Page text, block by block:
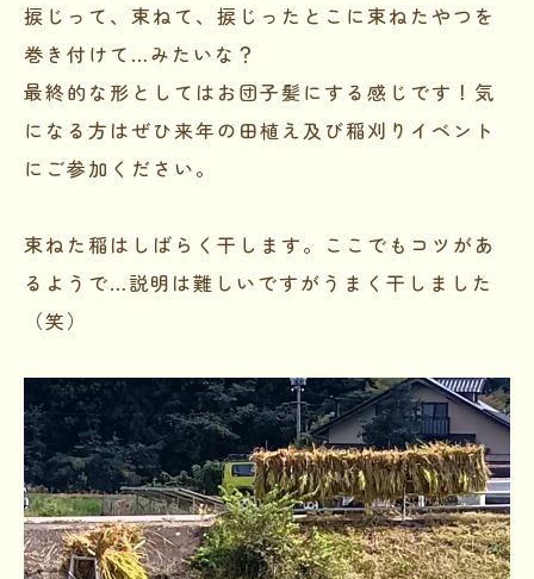
捩じって、束ねて、捩じったとこに束ねたやつを
巻き付けて…みたいな？
最終的な形としてはお団子髪にする感じです！気
になる方はぜひ来年の田植え及び稲刈りイベント
にご参加ください。
束ねた稲はしばらく干します。ここでもコツがあ
るようで…説明は難しいですがうまく干しました
（笑）